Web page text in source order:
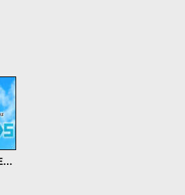
魔法少女リリカルなのは EXCEEDS